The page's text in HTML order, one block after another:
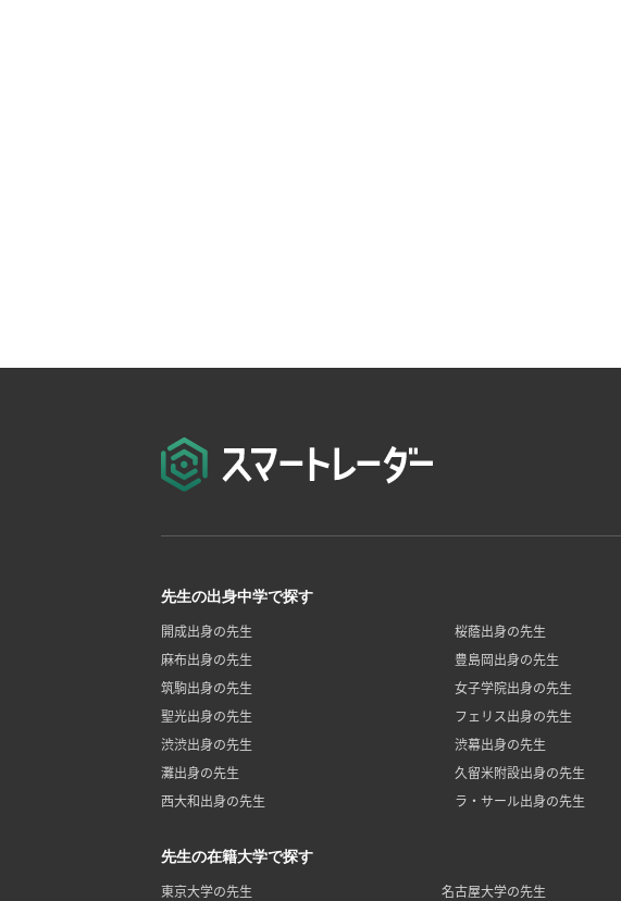
先生の出身中学で探す
開成出身の先生
桜蔭出身の先生
麻布出身の先生
豊島岡出身の先生
筑駒出身の先生
女子学院出身の先生
聖光出身の先生
フェリス出身の先生
渋渋出身の先生
渋幕出身の先生
灘出身の先生
久留米附設出身の先生
西大和出身の先生
ラ・サール出身の先生
先生の在籍大学で探す
東京大学の先生
名古屋大学の先生